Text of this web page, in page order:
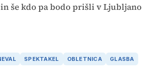
še kdo pa bodo prišli v Ljubljano
SPEKTAKEL OBLETNICA GLASBA